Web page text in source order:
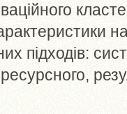
підходів: